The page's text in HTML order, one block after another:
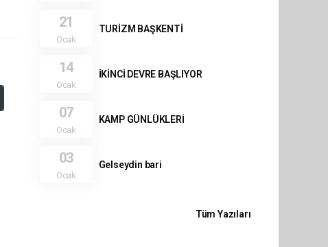
21
Ocak
TURİZM BAŞKENTİ
14
Ocak
İKİNCİ DEVRE BAŞLIYOR
07
Ocak
KAMP GÜNLÜKLERİ
03
Ocak
Gelseydin bari
Tüm Yazıları